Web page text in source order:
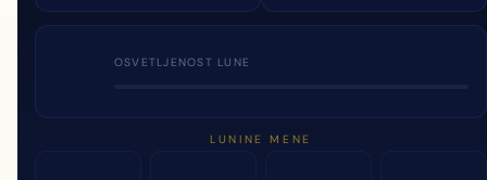
OSVETLJENOST LUNE
LUNINE MENE